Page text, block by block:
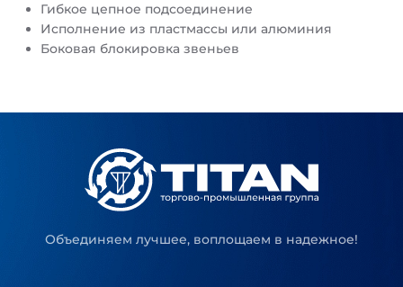
Гибкое цепное подсоединение
Исполнение из пластмассы или алюминия
Боковая блокировка звеньев
Объединяем лучшее, воплощаем в надежное!